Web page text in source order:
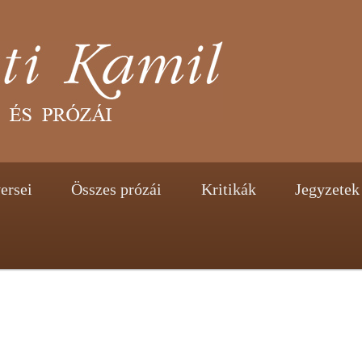
Összes prózái Kritikák Jegyzetek